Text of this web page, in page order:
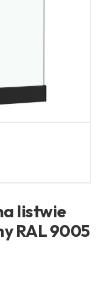
listwie
RAL 9005